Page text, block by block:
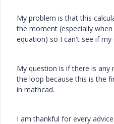
My problem is that this
the moment (especially
equation) so I can't see if my
My question is if there is
the loop because this is the
in mathcad.
I am thankful for every advice.